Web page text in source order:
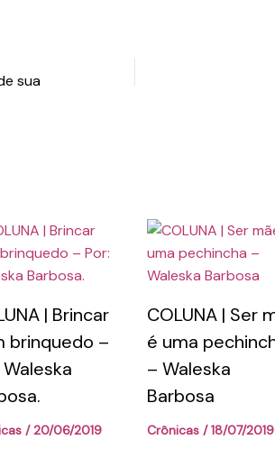
sua
| Brincar
brinquedo –
Waleska
/20/06/2019
COLUNA | Ser
é uma
– Waleska
Barbosa
Crônicas/18/07/2019